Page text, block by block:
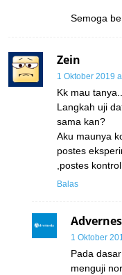
Semoga
Zein
1 Oktober 2019
Kk mau tanya..
Langkah uji
sama kan?
Aku maunya
postes
,postes
Balas
1 Oktober
Pada
menguji